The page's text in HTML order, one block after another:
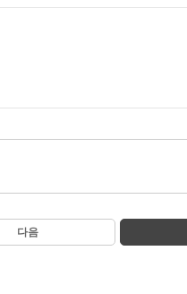
다음